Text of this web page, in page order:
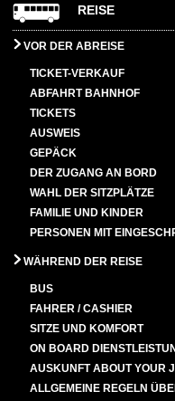
REISE
VOR DER ABREISE
TICKET-VERKAUF
ABFAHRT BAHNHOF
TICKETS
AUSWEIS
GEPÄCK
DER ZUGANG AN BORD
WAHL DER SITZPLÄTZE
FAMILIE UND KINDER
PERSONEN MIT
WÄHREND DER REISE
BUS
FAHRER / CASHIER
SITZE UND KOMFORT
ON BOARD
AUSKUNFT ABOUT YOUR
ALLGEMEINE REGELN